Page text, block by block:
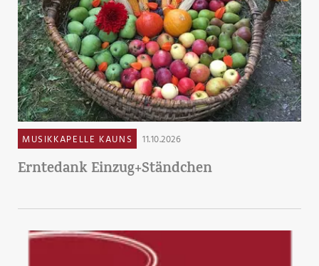
MUSIKKAPELLE KAUNS 11.10.2026
Erntedank Einzug+Ständchen